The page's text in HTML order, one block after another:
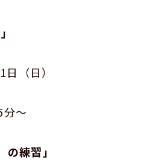
（日）
～
練習」